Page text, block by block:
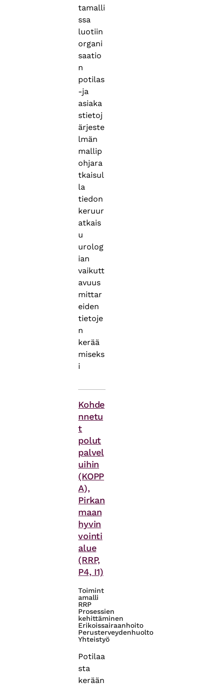
tamalli
ssa
luotiin
organi
saatio
n
potilas
-ja
asiaka
stietoj
ärjeste
lmän
mallip
ohjara
tkaisul
la
tiedon
keruur
atkais
u
urolog
ian
vaikutt
avuus
mittar
eiden
tietoje
n
kerää
miseks
i
Kohde
nnetu
t
polut
palvel
uihin
(KOPP
A),
Pirkan
maan
hyvin
vointi
alue
(RRP,
P4, I1)
Toimint
amalli
RRP
Prosessien
kehittäminen
Erikoissairaanhoito
Perusterveydenhuolto
Yhteistyö
Potilaa
sta
kerään